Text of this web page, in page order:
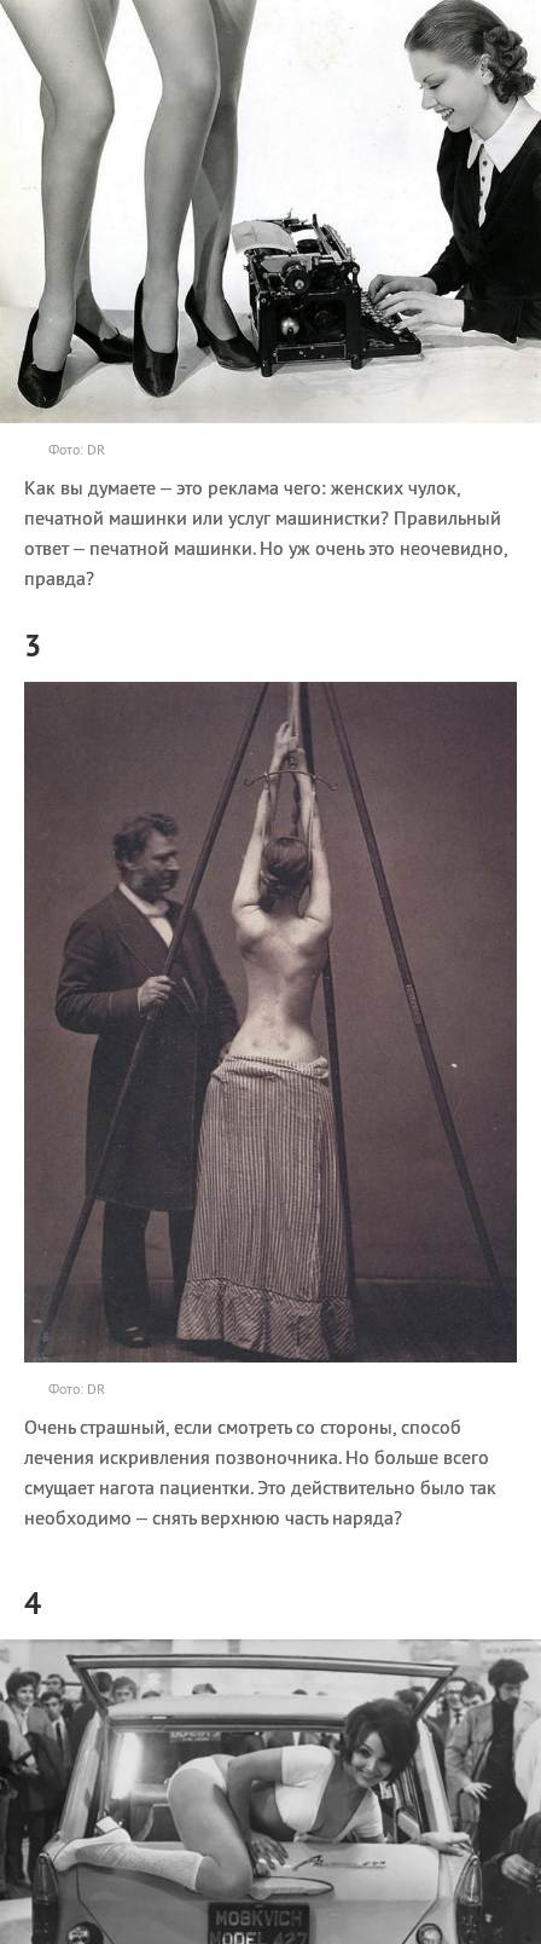
Фото: DR
Как вы думаете – это реклама чего: женских чулок,
печатной машинки или услуг машинистки? Правильный
ответ – печатной машинки. Но уж очень это неочевидно,
правда?
3
Фото: DR
Очень страшный, если смотреть со стороны, способ
лечения искривления позвоночника. Но больше всего
смущает нагота пациентки. Это действительно было так
необходимо – снять верхнюю часть наряда?
4